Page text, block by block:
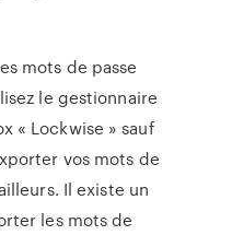
mots de passe
le gestionnaire
« Lockwise » sauf
vos mots de
Il existe un
les mots de